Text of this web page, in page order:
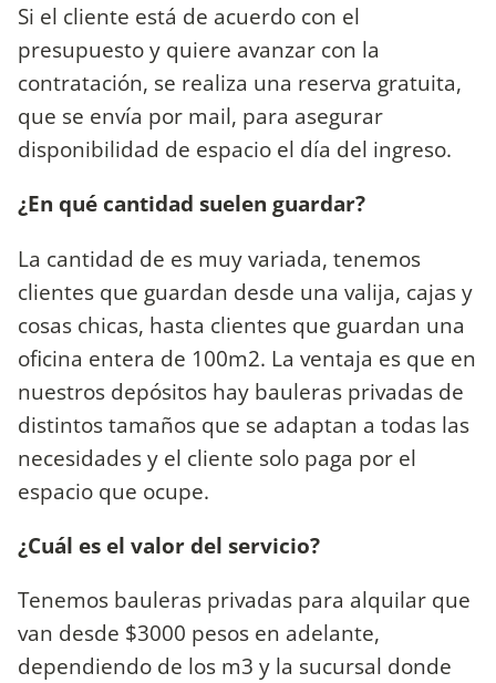
Si el cliente está de acuerdo con el
presupuesto y quiere avanzar con la
contratación, se realiza una reserva gratuita,
que se envía por mail, para asegurar
disponibilidad de espacio el día del ingreso.
¿En qué cantidad suelen guardar?
La cantidad de es muy variada, tenemos
clientes que guardan desde una valija, cajas y
cosas chicas, hasta clientes que guardan una
oficina entera de 100m2. La ventaja es que en
nuestros depósitos hay bauleras privadas de
distintos tamaños que se adaptan a todas las
necesidades y el cliente solo paga por el
espacio que ocupe.
¿Cuál es el valor del servicio?
Tenemos bauleras privadas para alquilar que
van desde $3000 pesos en adelante,
dependiendo de los m3 y la sucursal donde